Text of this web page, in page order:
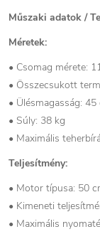
Műszaki adatok /
Méretek:
• Csomag mérete:
• Összecsukott
• Ülésmagasság: 45
• Súly: 38 kg
• Maximális
Teljesítmény:
• Motor típusa: 50
• Kimeneti
• Maximális